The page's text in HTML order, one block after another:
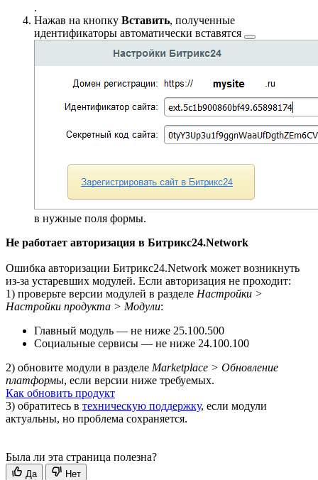
.
Нажав на кнопку Вставить, полученные
идентификаторы автоматически вставятся
в нужные поля формы.
Не работает авторизация в Битрикс24.Network
Ошибка авторизации Битрикс24.Network может возникнуть
из-за устаревших модулей. Если авторизация не проходит:
1) проверьте версии модулей в разделе Настройки >
Настройки продукта > Модули:
Главный модуль — не ниже 25.100.500
Социальные сервисы — не ниже 24.100.100
2) обновите модули в разделе Marketplace > Обновление
платформы, если версии ниже требуемых.
Как обновить продукт
3) обратитесь в техническую поддержку, если модули
актуальны, но проблема сохраняется.
Была ли эта страница полезна?
Да Нет